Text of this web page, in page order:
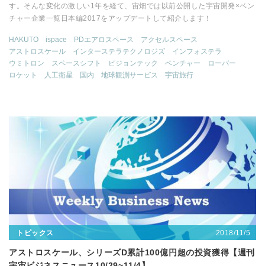
す。そんな変化の激しい1年を経て、宙畑では以前公開した宇宙開発×ベン
チャー企業一覧日本編2017をアップデートして紹介します！
HAKUTO ispace PDエアロスペース
アクセルスペース
アストロスケール
インターステラテクノロジズ
インフォステラ
ウミトロン
スペースシフト ピジョンテック ベンチャー
ローバー
ロケット
人工衛星 国内 地球観測サービス 宇宙旅行
トピックス 2018/11/5
アストロスケール、シリーズD累計100億円超の投資獲得【週刊